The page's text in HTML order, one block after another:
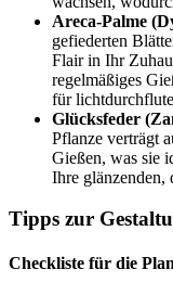
Areca-Palme
gefiederten
Flair in Ihr
regelmäßiges
für
Glücksfeder
Pflanze verträgt
Gießen, was sie
Ihre glänzenden,
Tipps zur
Checkliste für die